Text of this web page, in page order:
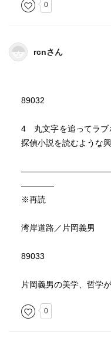
0
rcnさん
89032
4 丸文字を追ってラブ
探偵小説を読むような
――――
※再読
湾岸道路／片岡義男
89033
片岡義男の美学、哲学
0